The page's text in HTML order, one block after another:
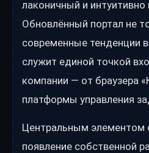
лаконичный и
Обновлённый портал не
современные тенденции
служит единой точкой
компании — от браузера
платформы управления
Центральным элементом
появление собственной